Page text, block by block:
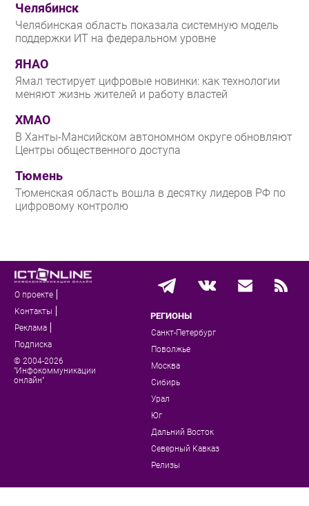
Челябинск
Челябинская область показала системную модель
поддержки ИТ на федеральном уровне
ЯНАО
Ямал тестирует цифровые новинки: как технологии
меняют жизнь жителей и работу властей
ХМАО
В Ханты-Мансийском автономном округе обновляют
Центры общественного доступа
Тюмень
Тюменская область вошла в десятку лидеров РФ по
цифровому контролю
О проекте
Контакты
Реклама
Подписка
© 2004-2026
"Инфокоммуникации
онлайн"
РЕГИОНЫ
Санкт-Петербург
Поволжье
Москва
Сибирь
Урал
Юг
Дальний Восток
Северный Кавказ
Релизы